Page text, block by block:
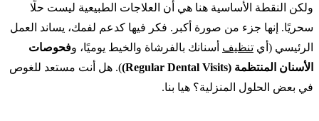
ولكن النقطة الأساسية هنا هي أن العلاجات الطبيعية ليست حلًا
سحريًا. إنها جزء من صورة أكبر. فكر فيها كدعم لفمك، يساند العمل
الرئيسي (أي تنظيف أسنانك بالفرشاة والخيط يوميًا، وفحوصات
الأسنان المنتظمة (Regular Dental Visits)
). هل أنت مستعد للغوص
في بعض الحلول المنزلية؟ هيا بنا.